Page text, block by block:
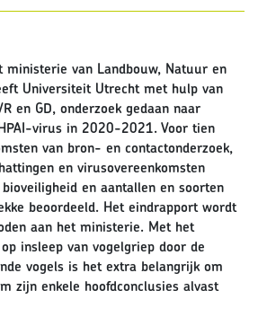
ministerie van Landbouw, Natuur en
Universiteit Utrecht met hulp van
en GD, onderzoek gedaan naar
virus in 2020-2021. Voor tien
van bron- en contactonderzoek,
en virusovereenkomsten
en aantallen en soorten
beoordeeld. Het eindrapport wordt
aan het ministerie. Met het
insleep van vogelgriep door de
vogels is het extra belangrijk om
zijn enkele hoofdconclusies alvast